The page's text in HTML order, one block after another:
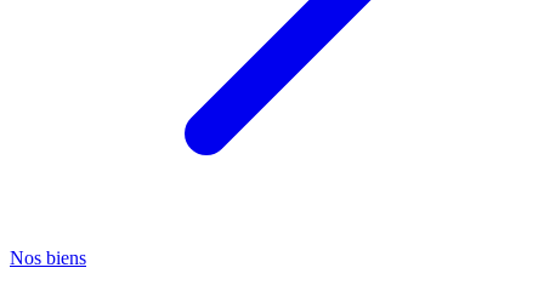
Nos biens